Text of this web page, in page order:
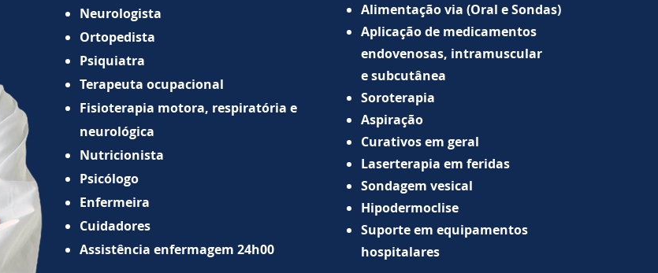
Neurologista
Ortopedista
Psiquiatra
Terapeuta ocupacional
Fisioterapia motora, respiratória e
neurológica
Nutricionista
Psicólogo
Enfermeira
Cuidadores
Assistência enfermagem 24h00
Alimentação via (Oral e Sondas)
Aplicação de medicamentos
endovenosas, intramuscular
esubcutânea
Soroterapia
Aspiração
Curativos em geral
Laserterapia em feridas
Sondagem vesical
​Hipodermoclise ​
Suporte em equipamentos
hospitalares